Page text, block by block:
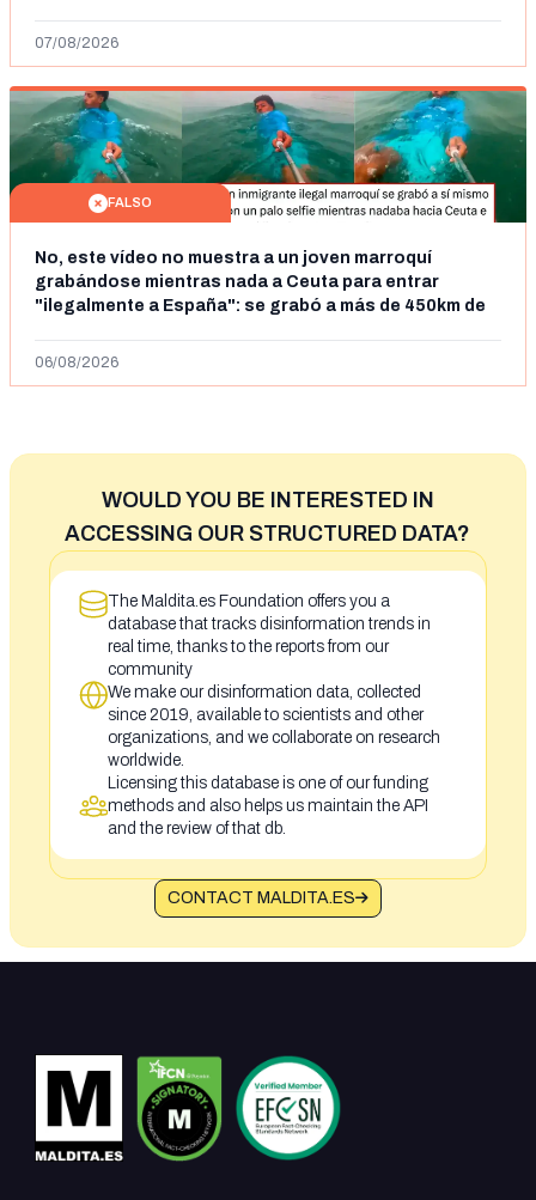
07/08/2026
FALSO
No, este vídeo no muestra a un joven marroquí
grabándose mientras nada a Ceuta para entrar
"ilegalmente a España": se grabó a más de 450km de
06/08/2026
WOULD YOU BE INTERESTED IN
ACCESSING OUR STRUCTURED DATA?
The Maldita.es Foundation offers you a
database that tracks disinformation trends in
real time, thanks to the reports from our
community
We make our disinformation data, collected
since 2019, available to scientists and other
organizations, and we collaborate on research
worldwide.
Licensing this database is one of our funding
methods and also helps us maintain the API
and the review of that db.
CONTACT MALDITA.ES